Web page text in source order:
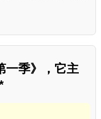
一季》，它主